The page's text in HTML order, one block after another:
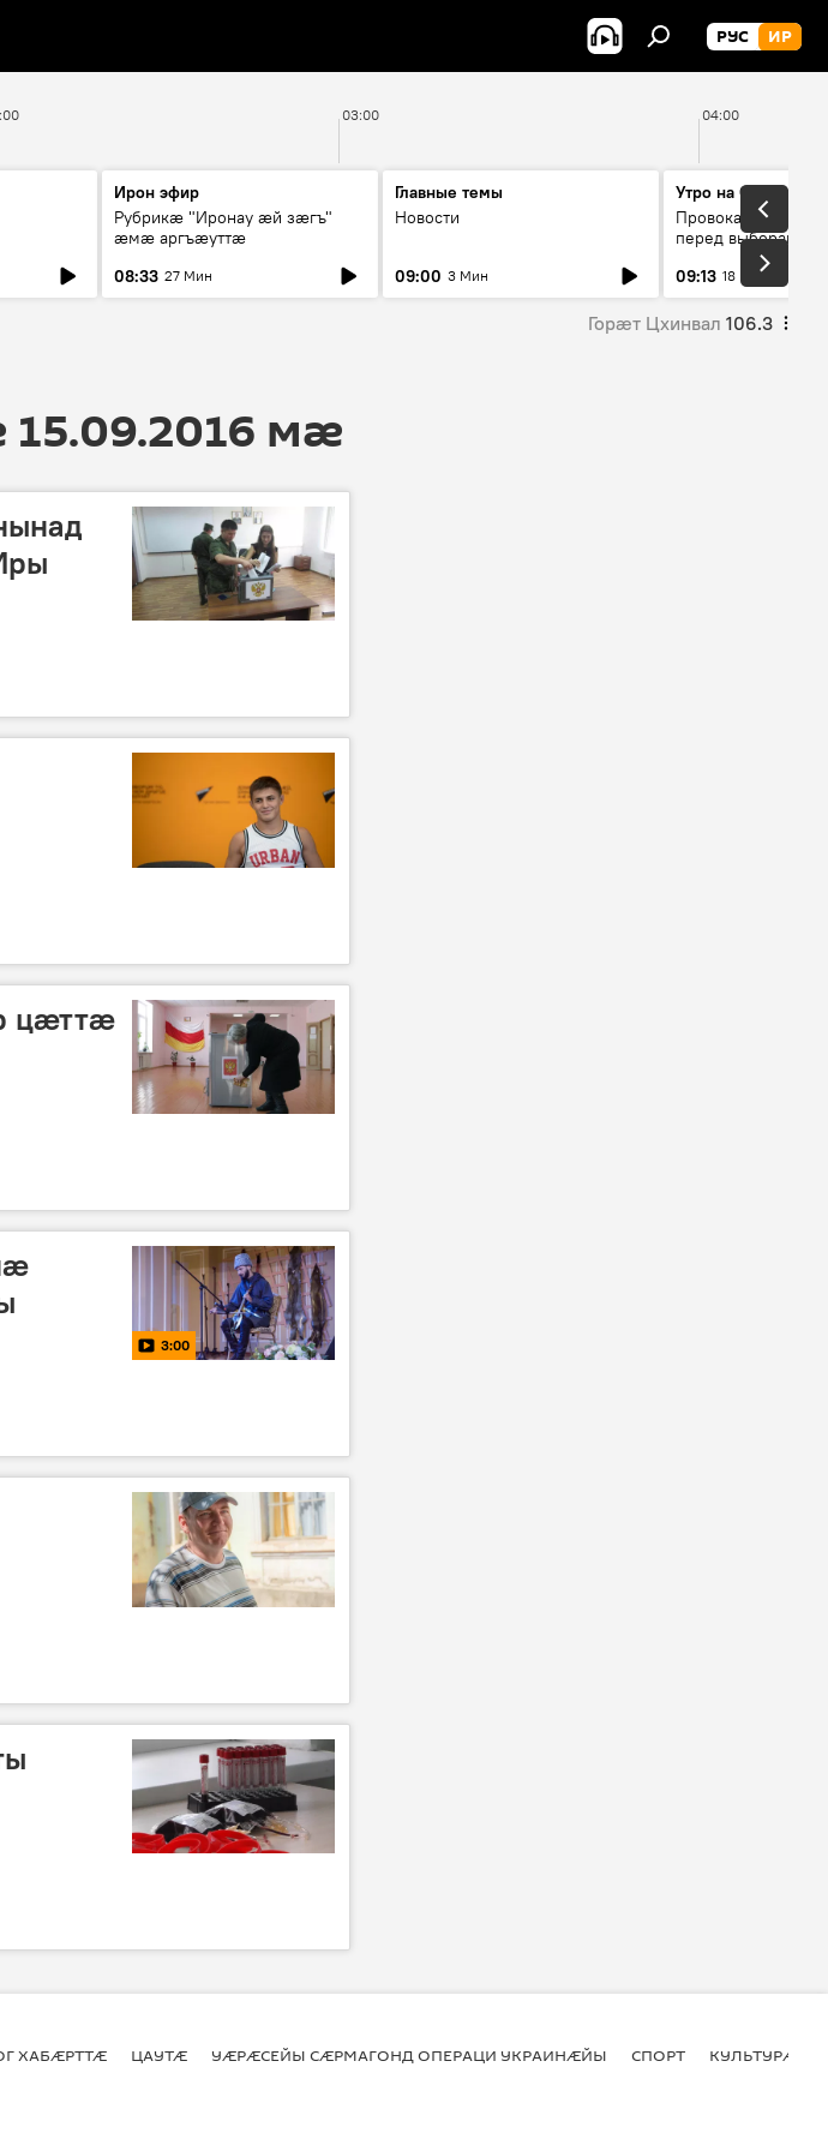
РУС ИР
03:00 04:00
Ирон эфир
Рубрикæ "Иронау ӕй зӕгъ"
ӕмӕ аргъӕуттӕ
08:33 27 Мин
Главные темы
Новости
09:00 3 Мин
Утро на Спутнике
Провокации со
перед выборами в
09:13 18 Мин
Горӕт Цхинвал 106.3
мӕ
цӕттӕ
3:00
ХАБӔРТТӔ ЦАУТӔ УӔРӔСЕЙЫ СӔРМАГОНД ОПЕРАЦИ УКРАИНӔЙЫ СПОРТ КУЛЬТУРӔ